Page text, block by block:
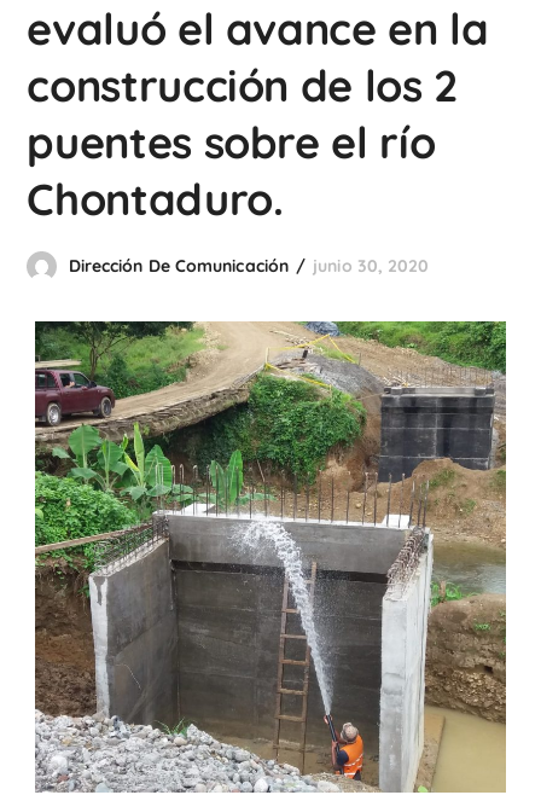
evaluó el avance en la
construcción de los 2
puentes sobre el río
Chontaduro.
Dirección De Comunicación junio 30, 2020